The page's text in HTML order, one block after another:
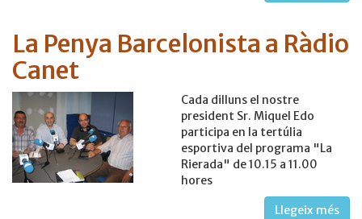
La Penya Barcelonista a Ràdio
Canet
Cada dilluns el nostre
president Sr. Miquel Edo
participa en la tertúlia
esportiva del programa "La
Rierada" de 10.15 a 11.00
hores
Llegeix més